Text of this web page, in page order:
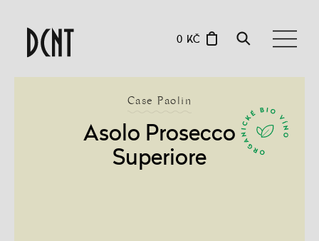
0 KČ
Case Paolin
Asolo Prosecco
Superiore